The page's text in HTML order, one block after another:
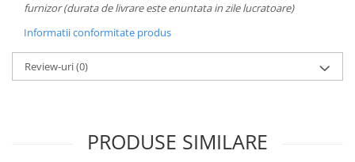
furnizor (durata de livrare este enuntata in zile lucratoare)
Informatii conformitate produs
Review-uri(0)
PRODUSE SIMILARE